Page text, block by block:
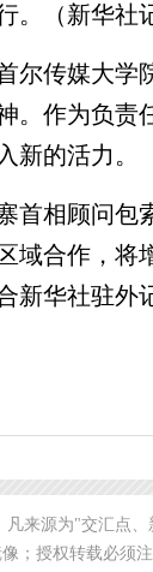
。（新华社
传媒大学院
。作为负责
新的活力。
相顾问包索
域合作，将
新华社驻外
凡来源为"交汇点
；授权转载必须